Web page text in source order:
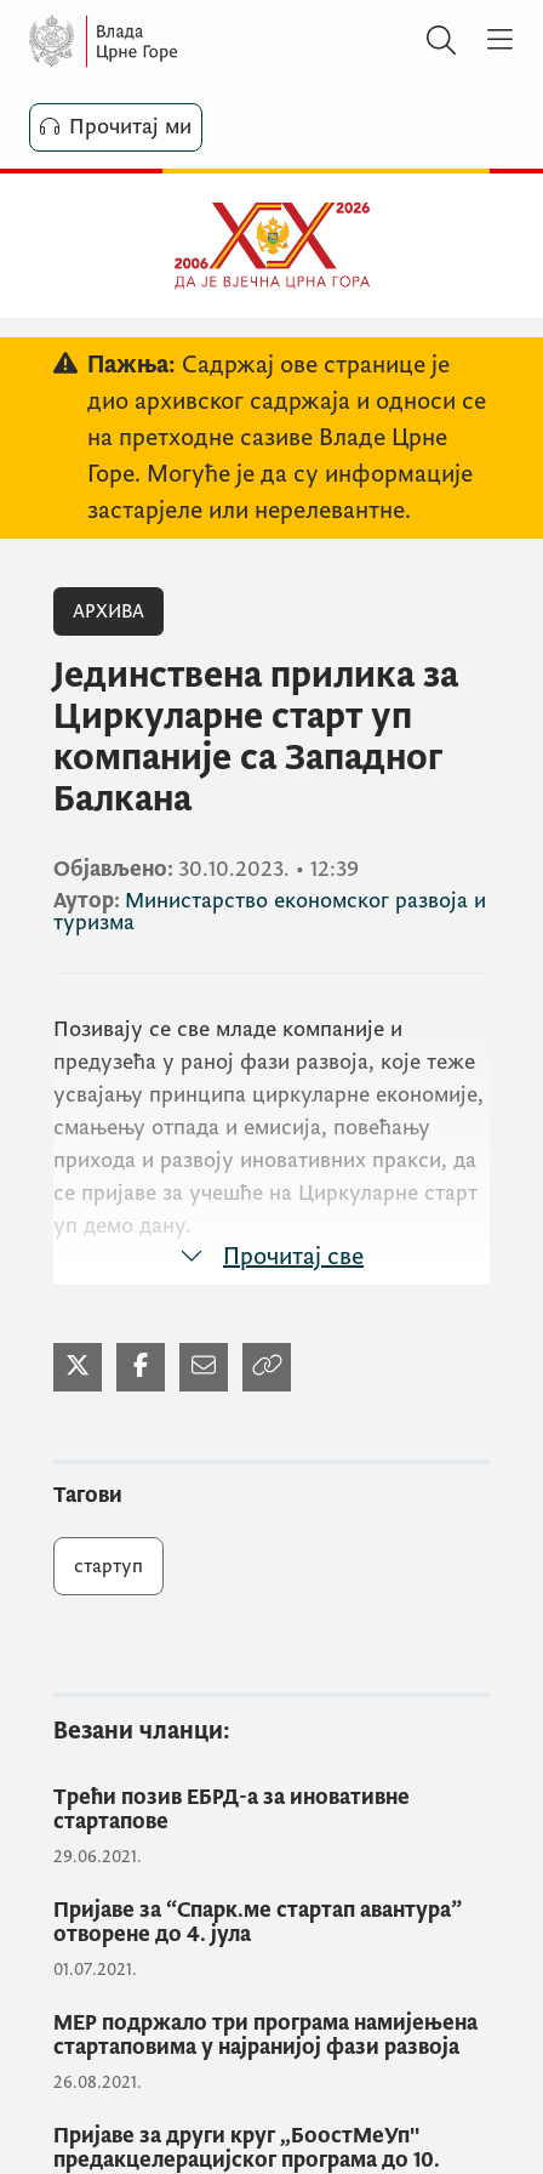
Прочитај ми
Пажња: Садржај ове странице је
дио архивског садржаја и односи се
на претходне сазиве Владе Црне
Горе. Могуће је да су информације
застарјеле или нерелевантне.
АРХИВА
Јединствена прилика за
Циркуларне старт уп
компаније са Западног
Балкана
Објављено: 30.10.2023. • 12:39
Аутор: Министарство економског развоја и
туризма
Позивају се све младе компаније и
предузећа у раној фази развоја, које теже
усвајању принципа циркуларне економије,
смањењу отпада и емисија, повећању
прихода и развоју иновативних пракси, да
се пријаве за учешће на Циркуларне старт
уп демо дану.
демо дану, једнодневном догађају на којем
ће одабране циркуларне стартуп
Учешћем на овом догађају, који се
пословање као лидера у циркуларној
те повећати приходе.
Регионално, разноврсно и иновативно
окружење
Размјена искустава између стартуп
компанија и њихових међународних
мрежа
Прочитај све
Тагови
стартуп
Везани чланци:
Трећи позив ЕБРД-а за иновативне
стартапове
29.06.2021.
Пријаве за “Спарк.ме стартап авантура”
отворене до 4. јула
01.07.2021.
МЕР подржало три програма намијењена
стартаповима у најранијој фази развоја
26.08.2021.
Пријаве за други круг „БоостМеУп''
предакцелерацијског програма до 10.